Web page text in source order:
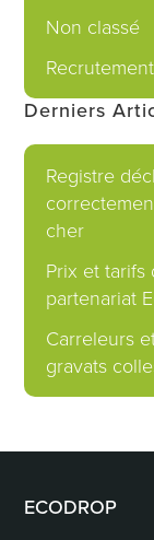
Non classé
Recrutement
Derniers
Registre
cher
Prix et tarifs
partenariat
Carreleurs
gravats
ECODROP